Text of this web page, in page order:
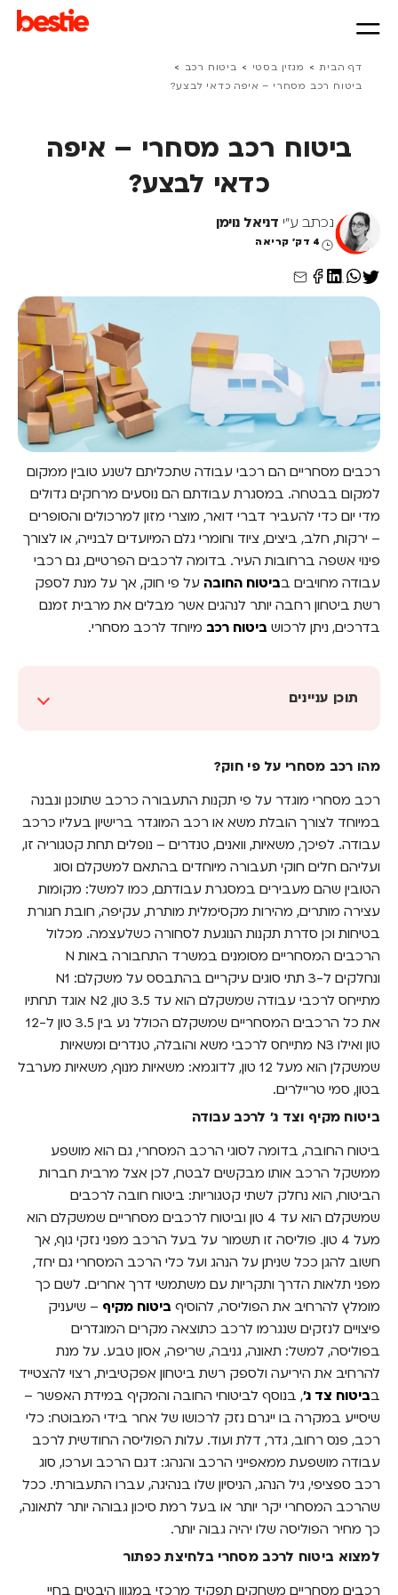
דף הבית > מגזין בסטי > ביטוח רכב >
ביטוח רכב מסחרי – איפה כדאי לבצע?
ביטוח רכב מסחרי – איפה
כדאי לבצע?
נכתב ע"י דניאל נוימן
4 דק' קריאה
רכבים מסחריים הם רכבי עבודה שתכליתם לשנע טובין ממקום
למקום בבטחה. במסגרת עבודתם הם נוסעים מרחקים גדולים
מדי יום כדי להעביר דברי דואר, מוצרי מזון למרכולים והסופרים
– ירקות, חלב, ביצים, ציוד וחומרי גלם המיועדים לבנייה, או לצורך
פינוי אשפה ברחובות העיר. בדומה לרכבים הפרטיים, גם רכבי
עבודה מחויבים בביטוח החובה על פי חוק, אך על מנת לספק
רשת ביטחון רחבה יותר לנהגים אשר מבלים את מרבית זמנם
בדרכים, ניתן לרכוש ביטוח רכב מיוחד לרכב מסחרי.
תוכן עניינים
ביטוח מקיף וצד ג' לרכב עבודה
למצוא ביטוח לרכב מסחרי בלחיצת כפתור
מהו רכב מסחרי על פי חוק?
רכב מסחרי מוגדר על פי תקנות התעבורה כרכב שתוכנן ונבנה
במיוחד לצורך הובלת משא או רכב המוגדר ברישיון בעליו כרכב
עבודה. לפיכך, משאיות, וואנים, טנדרים – נופלים תחת קטגוריה זו,
ועליהם חלים חוקי תעבורה מיוחדים בהתאם למשקלם וסוג
הטובין שהם מעבירים במסגרת עבודתם, כמו למשל: מקומות
עצירה מותרים, מהירות מקסימלית מותרת, עקיפה, חובת חגורת
בטיחות וכן סדרת תקנות הנוגעת לסחורה כשלעצמה. מכלול
הרכבים המסחריים מסומנים במשרד התחבורה באות N
ונחלקים ל-3 תתי סוגים עיקריים בהתבסס על משקלם: N1
מתייחס לרכבי עבודה שמשקלם הוא עד 3.5 טון, N2 אוגד תחתיו
את כל הרכבים המסחריים שמשקלם הכולל נע בין 3.5 טון ל-12
טון ואילו N3 מתייחס לרכבי משא והובלה, טנדרים ומשאיות
שמשקלן הוא מעל 12 טון, לדוגמא: משאיות מנוף, משאיות מערבל
בטון, סמי טריילרים.
ביטוח מקיף וצד ג' לרכב עבודה
ביטוח החובה, בדומה לסוגי הרכב המסחרי, גם הוא מושפע
ממשקל הרכב אותו מבקשים לבטח, לכן אצל מרבית חברות
הביטוח, הוא נחלק לשתי קטגוריות: ביטוח חובה לרכבים
שמשקלם הוא עד 4 טון וביטוח לרכבים מסחריים שמשקלם הוא
מעל 4 טון. פוליסה זו תשמור על בעל הרכב מפני נזקי גוף, אך
חשוב להגן ככל שניתן על הנהג ועל כלי הרכב המסחרי גם יחד,
מפני תלאות הדרך ותקריות עם משתמשי דרך אחרים. לשם כך
מומלץ להרחיב את הפוליסה, להוסיף ביטוח מקיף – שיעניק
פיצויים לנזקים שנגרמו לרכב כתוצאה מקרים המוגדרים
בפוליסה, למשל: תאונה, גניבה, שריפה, אסון טבע. על מנת
להרחיב את היריעה ולספק רשת ביטחון אפקטיבית, רצוי להצטייד
בביטוח צד ג', בנוסף לביטוחי החובה והמקיף במידת האפשר –
שיסייע במקרה בו ייגרם נזק לרכושו של אחר בידי המבוטח: כלי
רכב, פנס רחוב, גדר, דלת ועוד. עלות הפוליסה החודשית לרכב
עבודה מושפעת ממאפייני הרכב והנהג: דגם הרכב וערכו, סוג
רכב ספציפי, גיל הנהג, הניסיון שלו בנהיגה, עברו התעבורתי. ככל
שהרכב המסחרי יקר יותר או בעל רמת סיכון גבוהה יותר לתאונה,
כך מחיר הפוליסה שלו יהיה גבוה יותר.
למצוא ביטוח לרכב מסחרי בלחיצת כפתור
רכבים מסחריים משחקים תפקיד מרכזי במגוון היבטים בחיי